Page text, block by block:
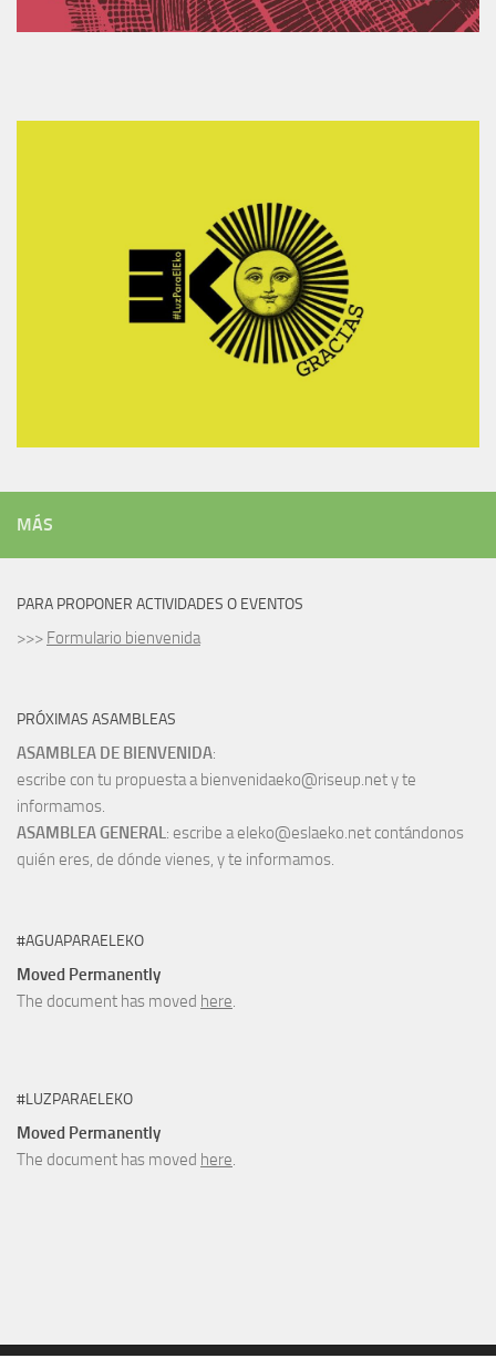
MÁS
PARA PROPONER ACTIVIDADES O EVENTOS
>>> Formulario bienvenida
PRÓXIMAS ASAMBLEAS
ASAMBLEA DE BIENVENIDA:
escribe con tu propuesta a bienvenidaeko@riseup.net y te
informamos.
ASAMBLEA GENERAL: escribe a eleko@eslaeko.net contándonos
quién eres, de dónde vienes, y te informamos.
#AGUAPARAELEKO
Moved Permanently
The document has moved here.
#LUZPARAELEKO
Moved Permanently
The document has moved here.